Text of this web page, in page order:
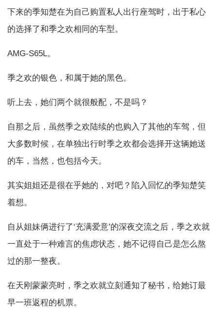
下来的季知楚在为自己购置私人出行座驾时，出于私心
的选择了和季之欢相同的车型。
AMG-S65L。
季之欢的银色，和属于她的黑色。
听上去，她们两个就很般配，不是吗？
自那之后，虽然季之欢陆续的也购入了其他的车驾，但
大多数时候，在单独出行时季之欢都会选择开这辆她送
的车，当然，也包括今天。
其实姐姐还是很在乎她的，对吧？陷入回忆的季知楚笑
着想。
自从姐妹俩进行了‘充满爱意’的深夜交流之后，季之欢就
一直处于一种难言的焦虑状态，她不记得自己是怎么熬
过的那一整夜。
在天刚蒙蒙亮时，季之欢就立刻通知了秘书，给她订最
早一班返程的机票。